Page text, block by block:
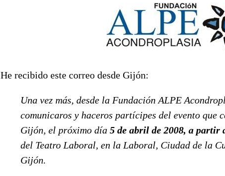
He recibido este correo desde Gijón:
Una vez más, desde la Fundación ALPE
comunicaros y haceros partícipes del evento que
Gijón, el próximo día 5 de abril de 2008, a partir
del Teatro Laboral, en la Laboral, Ciudad de la
Gijón.